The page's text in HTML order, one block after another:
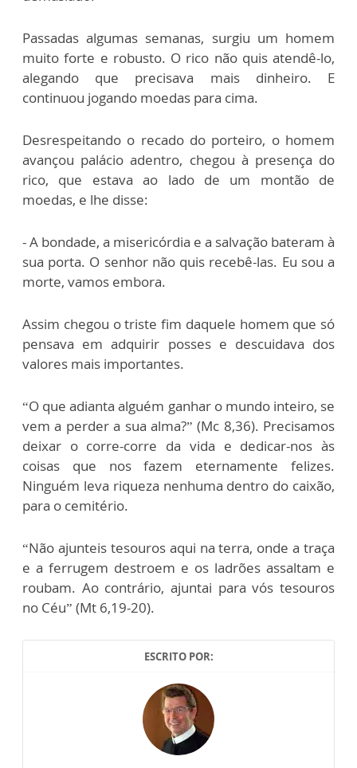
Passadas algumas semanas, surgiu um homem
muito forte e robusto. O rico não quis atendê-lo,
alegando que precisava mais dinheiro. E
continuou jogando moedas para cima.
Desrespeitando o recado do porteiro, o homem
avançou palácio adentro, chegou à presença do
rico, que estava ao lado de um montão de
moedas, e lhe disse:
- A bondade, a misericórdia e a salvação bateram à
sua porta. O senhor não quis recebê-las. Eu sou a
morte, vamos embora.
Assim chegou o triste fim daquele homem que só
pensava em adquirir posses e descuidava dos
valores mais importantes.
“O que adianta alguém ganhar o mundo inteiro, se
vem a perder a sua alma?” (Mc 8,36). Precisamos
deixar o corre-corre da vida e dedicar-nos às
coisas que nos fazem eternamente felizes.
Ninguém leva riqueza nenhuma dentro do caixão,
para o cemitério.
“Não ajunteis tesouros aqui na terra, onde a traça
e a ferrugem destroem e os ladrões assaltam e
roubam. Ao contrário, ajuntai para vós tesouros
no Céu” (Mt 6,19-20).
ESCRITO POR: